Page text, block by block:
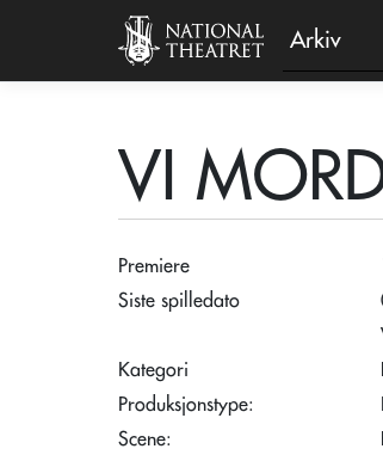
Arkiv
VI
Premiere
Siste spilledato
Kategori
Produksjonstype:
Scene: